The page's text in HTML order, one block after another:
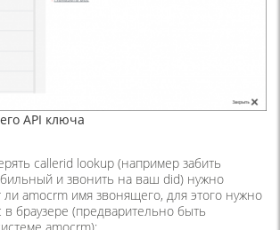
API ключа
callerid lookup (например забить
и звонить на ваш did) нужно
ли amocrm имя звонящего, для этого нужно
браузере (предварительно быть